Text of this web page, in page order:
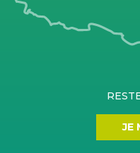
JE